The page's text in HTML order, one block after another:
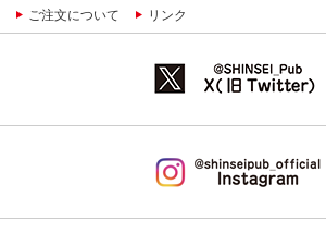
ご注文について
リンク